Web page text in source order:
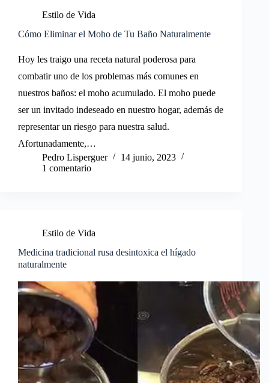
Estilo de Vida
Cómo Eliminar el Moho de Tu Baño Naturalmente
Hoy les traigo una receta natural poderosa para
combatir uno de los problemas más comunes en
nuestros baños: el moho acumulado. El moho puede
ser un invitado indeseado en nuestro hogar, además de
representar un riesgo para nuestra salud.
Afortunadamente,…
Pedro Lisperguer
14 junio, 2023
1 comentario
Estilo de Vida
Medicina tradicional rusa desintoxica el hígado
naturalmente